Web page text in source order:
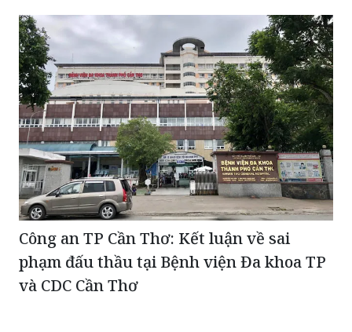
Công an TP Cần Thơ: Kết luận về sai
phạm đấu thầu tại Bệnh viện Đa khoa TP
và CDC Cần Thơ